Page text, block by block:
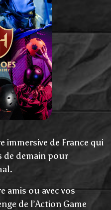
immersive de France qui
de demain pour
amis ou avec vos
de l’Action Game